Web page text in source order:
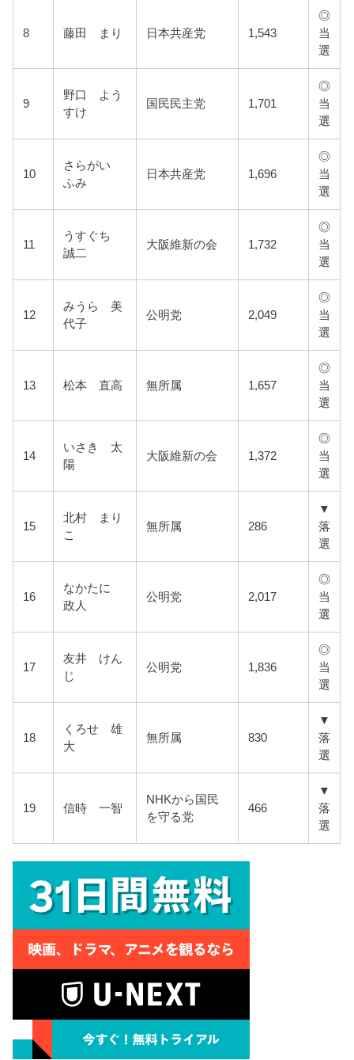
8 藤田 まり 日本共産党 1,543
◎
当
選
9
野口 よう
すけ
国民民主党 1,701
◎
当
選
10
さらがい
ふみ
日本共産党 1,696
◎
当
選
11
うすぐち
誠二
大阪維新の会 1,732
◎
当
選
12
みうら 美
代子
公明党 2,049
◎
当
選
13 松本 直高 無所属 1,657
◎
当
選
14
いさき 太
陽
大阪維新の会 1,372
◎
当
選
15
北村 まり
こ
無所属 286
▼
落
選
16
なかたに
政人
公明党 2,017
◎
当
選
17
友井 けん
じ
公明党 1,836
◎
当
選
18
くろせ 雄
大
無所属 830
▼
落
選
19 信時 一智
NHKから国民
を守る党
466
▼
落
選